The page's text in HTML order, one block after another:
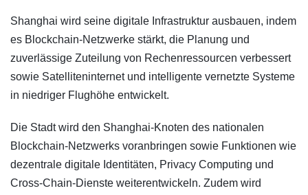
Shanghai wird seine digitale Infrastruktur ausbauen, indem
es Blockchain-Netzwerke stärkt, die Planung und
zuverlässige Zuteilung von Rechenressourcen verbessert
sowie Satelliteninternet und intelligente vernetzte Systeme
in niedriger Flughöhe entwickelt.
Die Stadt wird den Shanghai-Knoten des nationalen
Blockchain-Netzwerks voranbringen sowie Funktionen wie
dezentrale digitale Identitäten, Privacy Computing und
Cross-Chain-Dienste weiterentwickeln. Zudem wird